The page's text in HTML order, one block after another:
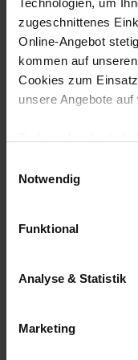
Technologien, um
zugeschnittenes
Online-Angebot
kommen auf
Cookies zum
unsere Angebote
grundlegende
gewährleisten.
Für die Darstellung
und Inhalte
Zwecke zur Analyse
Notwendig
Funktional
Analyse & Statistik
Marketing
climate-neutral
shipping